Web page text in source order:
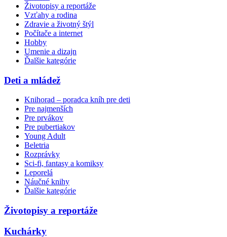
Životopisy a reportáže
Vzťahy a rodina
Zdravie a životný štýl
Počítače a internet
Hobby
Umenie a dizajn
Ďalšie kategórie
Deti a mládež
Knihorad – poradca kníh pre deti
Pre najmenších
Pre prvákov
Pre pubertiakov
Young Adult
Beletria
Rozprávky
Sci-fi, fantasy a komiksy
Leporelá
Náučné knihy
Ďalšie kategórie
Životopisy a reportáže
Kuchárky